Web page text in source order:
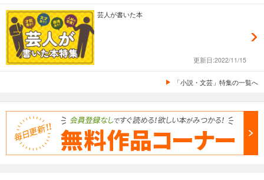
芸人が書いた本
更新日:2022/11/15
「小説・文芸」特集の一覧へ